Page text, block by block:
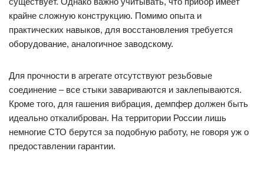
крайне сложную конструкцию. Помимо опыта и
практических навыков, для восстановления требуется
оборудование, аналогичное заводскому.
Для прочности в агрегате отсутствуют резьбовые
соединение – все стыки завариваются и заклепываются.
Кроме того, для гашения вибрация, демпфер должен быть
идеально откалиброван. На территории России лишь
немногие СТО берутся за подобную работу, не говоря уж о
предоставлении гарантии.